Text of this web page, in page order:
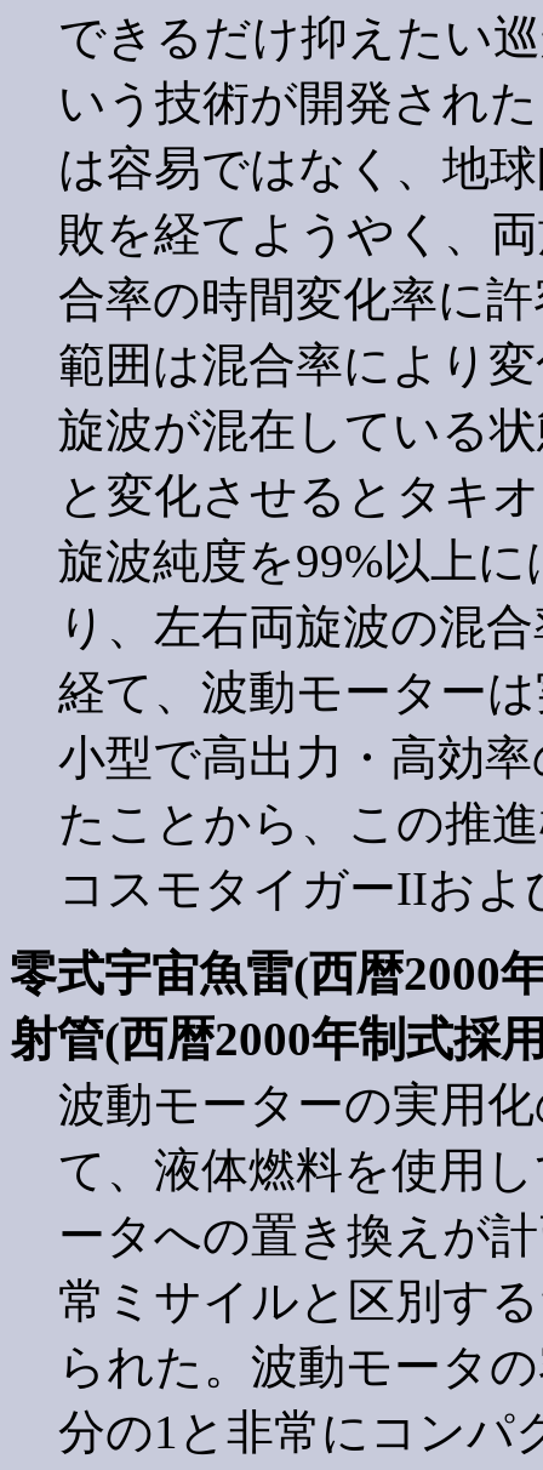
できるだけ抑えたい
いう技術が開発され
は容易ではなく、地
敗を経てようやく、
合率の時間変化率に
範囲は混合率により
旋波が混在している
と変化させるとタキ
旋波純度を99%以上
り、左右両旋波の混
経て、波動モーター
小型で高出力・高効
たことから、この推
コスモタイガーIIお
零式宇宙魚雷(西暦2000
射管(西暦2000年制式採
波動モーターの実用
て、液体燃料を使用
ータへの置き換えが
常ミサイルと区別す
られた。波動モータ
分の1と非常にコンパ